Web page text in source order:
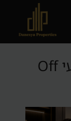
Oqood בדובאי למשקיעי Off